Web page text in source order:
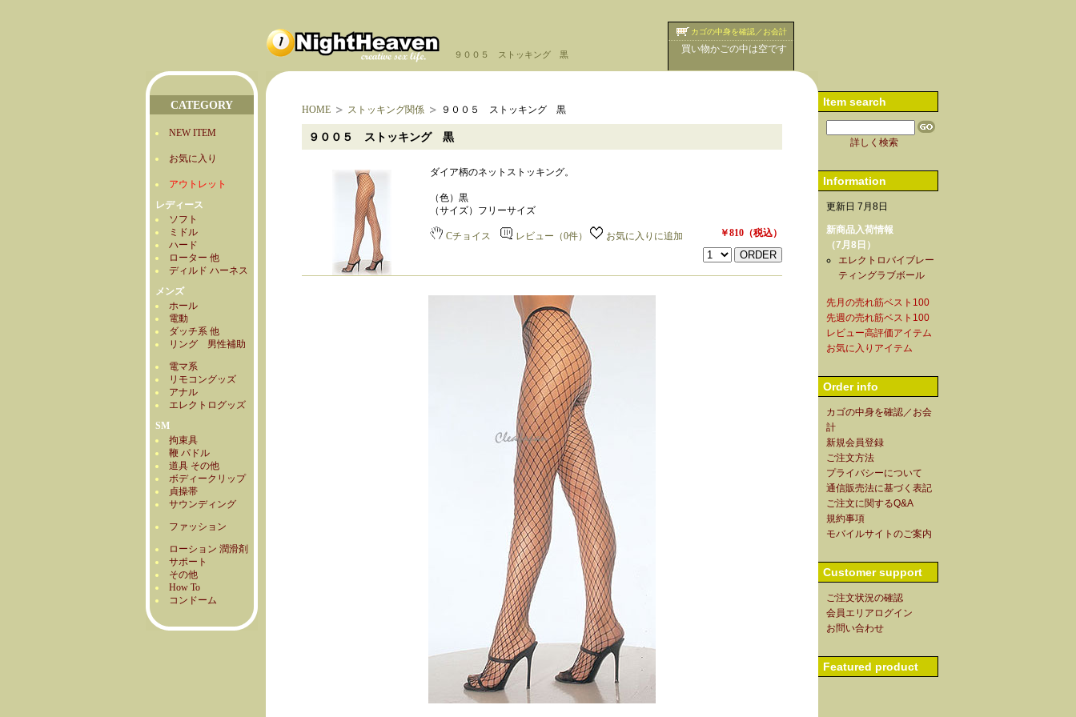
９００５ ストッキング 黒
カゴの中身を確認／お会計
買い物かごの中は空です
CATEGORY
NEW ITEM
お気に入り
アウトレット
レディース
ソフト
ミドル
ハード
ローター 他
ディルド ハーネス
メンズ
ホール
電動
ダッチ系 他
リング 男性補助
電マ系
リモコングッズ
アナル
エレクトログッズ
SM
拘束具
鞭 パドル
道具 その他
ボディークリップ
貞操帯
サウンディング
ファッション
ローション 潤滑剤
サポート
その他
How To
コンドーム
HOME ストッキング関係 ９００５ ストッキング 黒
９００５ ストッキング 黒
ダイア柄のネットストッキング。
（色）黒
（サイズ）フリーサイズ
Cチョイス レビュー（0件） お気に入りに追加 ￥810 （税込）
Item search
詳しく検索
Information
更新日 7月8日
新商品入荷情報
（7月8日）
エレクトロバイブレー
ティングラブボール
先月の売れ筋ベスト100
先週の売れ筋ベスト100
レビュー高評価アイテム
お気に入りアイテム
Order info
カゴの中身を確認／お会
計
新規会員登録
ご注文方法
プライバシーについて
通信販売法に基づく表記
ご注文に関するQ&A
規約事項
モバイルサイトのご案内
Customer support
ご注文状況の確認
会員エリアログイン
お問い合わせ
Featured product